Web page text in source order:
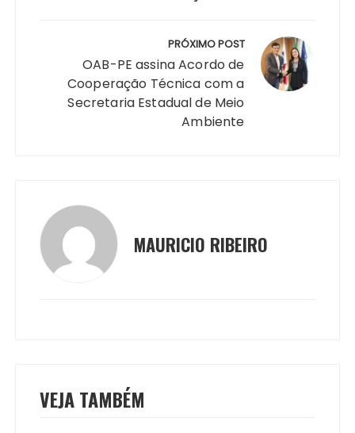
PRÓXIMO POST
OAB-PE assina Acordo de
Cooperação Técnica com a
Secretaria Estadual de Meio
Ambiente
MAURICIO RIBEIRO
VEJA TAMBÉM